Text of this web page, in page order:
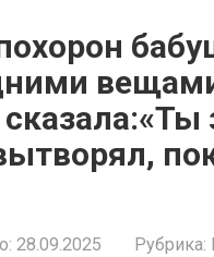
28.09.2025 Рубрика: